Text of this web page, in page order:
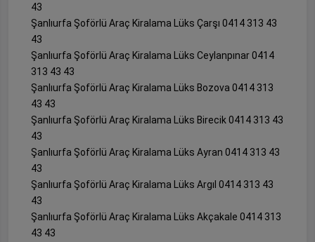
43
Şanlıurfa Şoförlü Araç Kiralama Lüks Çarşı 0414 313 43
43
Şanlıurfa Şoförlü Araç Kiralama Lüks Ceylanpınar 0414
313 43 43
Şanlıurfa Şoförlü Araç Kiralama Lüks Bozova 0414 313
43 43
Şanlıurfa Şoförlü Araç Kiralama Lüks Birecik 0414 313 43
43
Şanlıurfa Şoförlü Araç Kiralama Lüks Ayran 0414 313 43
43
Şanlıurfa Şoförlü Araç Kiralama Lüks Argıl 0414 313 43
43
Şanlıurfa Şoförlü Araç Kiralama Lüks Akçakale 0414 313
43 43